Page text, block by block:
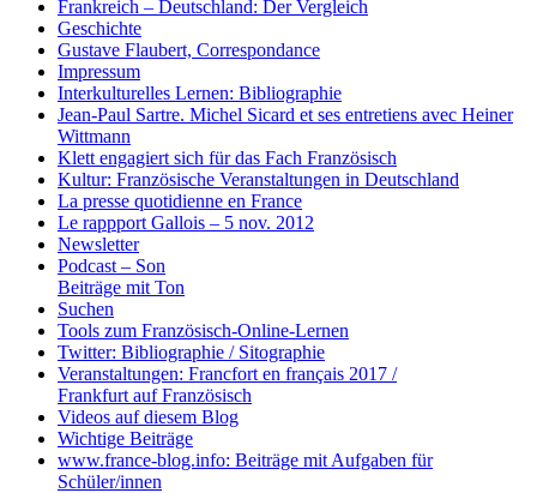
Frankreich – Deutschland: Der Vergleich
Geschichte
Gustave Flaubert, Correspondance
Impressum
Interkulturelles Lernen: Bibliographie
Jean-Paul Sartre. Michel Sicard et ses entretiens avec Heiner
Wittmann
Klett engagiert sich für das Fach Französisch
Kultur: Französische Veranstaltungen in Deutschland
La presse quotidienne en France
Le rappport Gallois – 5 nov. 2012
Newsletter
Podcast – Son
Beiträge mit Ton
Suchen
Tools zum Französisch-Online-Lernen
Twitter: Bibliographie / Sitographie
Veranstaltungen: Francfort en français 2017 /
Frankfurt auf Französisch
Videos auf diesem Blog
Wichtige Beiträge
www.france-blog.info: Beiträge mit Aufgaben für
Schüler/innen